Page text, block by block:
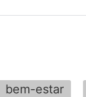
bem-estar